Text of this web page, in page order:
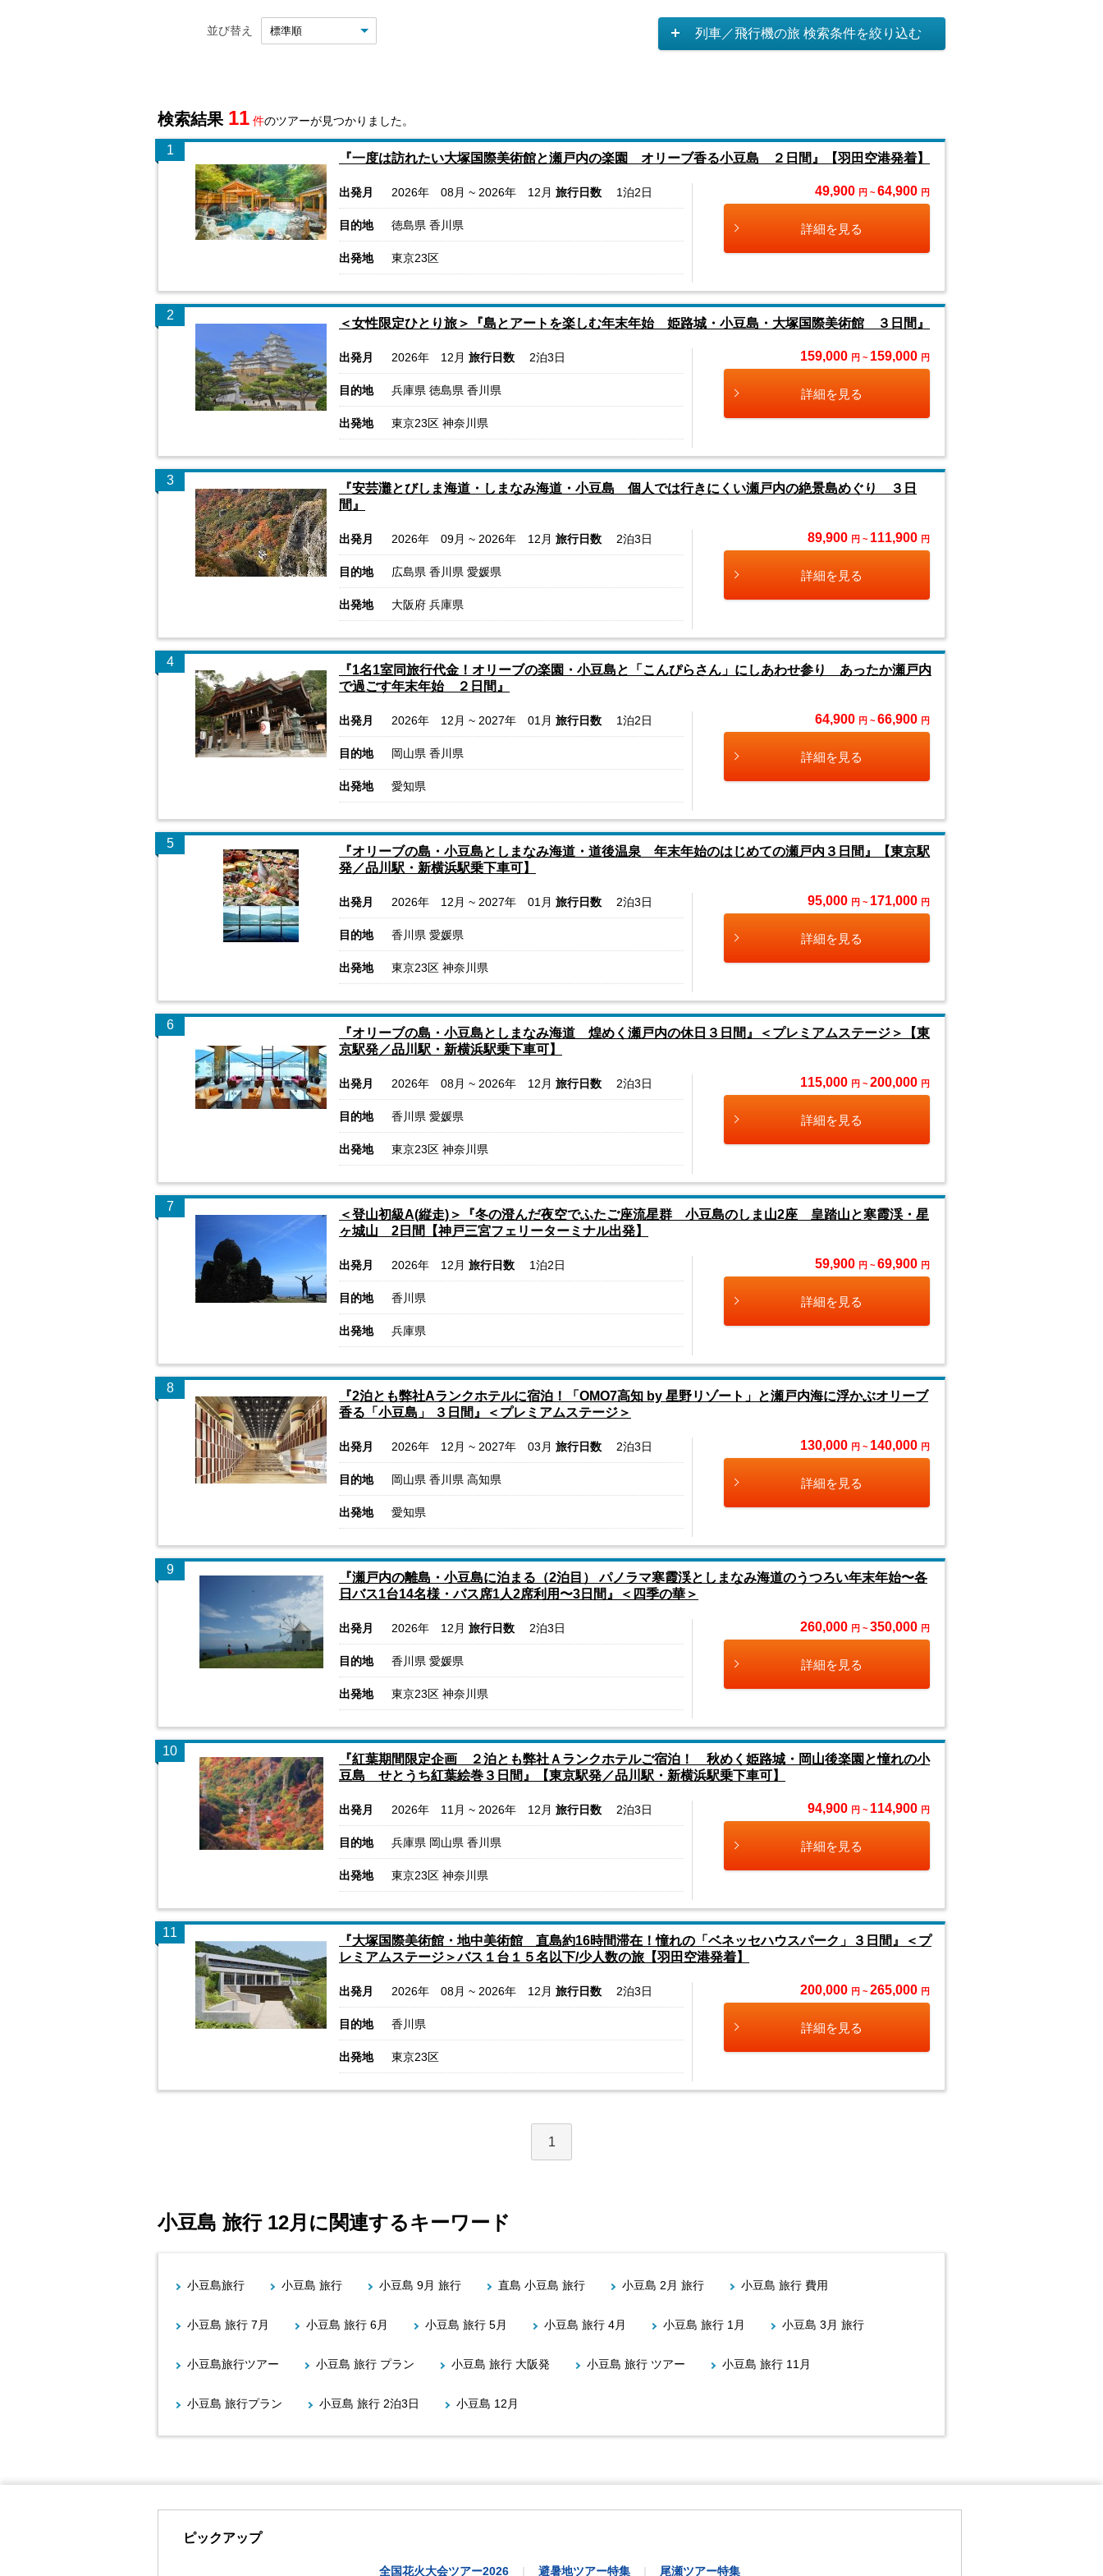
並び替え 列車／飛行機の旅 検索条件を絞り込む
検索結果 11 件のツアーが見つかりました。
1
『一度は訪れたい大塚国際美術館と瀬戸内の楽園 オリーブ香る小豆島 ２日間』【羽田空港発着】
出発月 2026年 08月 ~ 2026年 12月 旅行日数 1泊2日
目的地 徳島県 香川県
出発地 東京23区
49,900 円 ~ 64,900 円
詳細を見る
2
＜女性限定ひとり旅＞『島とアートを楽しむ年末年始 姫路城・小豆島・大塚国際美術館 ３日間』
出発月 2026年 12月 旅行日数 2泊3日
目的地 兵庫県 徳島県 香川県
出発地 東京23区 神奈川県
159,000 円 ~ 159,000 円
詳細を見る
3
『安芸灘とびしま海道・しまなみ海道・小豆島 個人では行きにくい瀬戸内の絶景島めぐり ３日
間』
出発月 2026年 09月 ~ 2026年 12月 旅行日数 2泊3日
目的地 広島県 香川県 愛媛県
出発地 大阪府 兵庫県
89,900 円 ~ 111,900 円
詳細を見る
4
『1名1室同旅行代金！オリーブの楽園・小豆島と「こんぴらさん」にしあわせ参り あったか瀬戸内
で過ごす年末年始 ２日間』
出発月 2026年 12月 ~ 2027年 01月 旅行日数 1泊2日
目的地 岡山県 香川県
出発地 愛知県
64,900 円 ~ 66,900 円
詳細を見る
5
『オリーブの島・小豆島としまなみ海道・道後温泉 年末年始のはじめての瀬戸内３日間』【東京駅
発／品川駅・新横浜駅乗下車可】
出発月 2026年 12月 ~ 2027年 01月 旅行日数 2泊3日
目的地 香川県 愛媛県
出発地 東京23区 神奈川県
95,000 円 ~ 171,000 円
詳細を見る
6
『オリーブの島・小豆島としまなみ海道 煌めく瀬戸内の休日３日間』＜プレミアムステージ＞【東
京駅発／品川駅・新横浜駅乗下車可】
出発月 2026年 08月 ~ 2026年 12月 旅行日数 2泊3日
目的地 香川県 愛媛県
出発地 東京23区 神奈川県
115,000 円 ~ 200,000 円
詳細を見る
7
＜登山初級A(縦走)＞『冬の澄んだ夜空でふたご座流星群 小豆島のしま山2座 皇踏山と寒霞渓・星
ヶ城山 2日間【神戸三宮フェリーターミナル出発】
出発月 2026年 12月 旅行日数 1泊2日
目的地 香川県
出発地 兵庫県
59,900 円 ~ 69,900 円
詳細を見る
8
『2泊とも弊社Aランクホテルに宿泊！「OMO7高知 by 星野リゾート」と瀬戸内海に浮かぶオリーブ
香る「小豆島」 ３日間』＜プレミアムステージ＞
出発月 2026年 12月 ~ 2027年 03月 旅行日数 2泊3日
目的地 岡山県 香川県 高知県
出発地 愛知県
130,000 円 ~ 140,000 円
詳細を見る
9
『瀬戸内の離島・小豆島に泊まる（2泊目） パノラマ寒霞渓としまなみ海道のうつろい年末年始〜各
日バス1台14名様・バス席1人2席利用〜3日間』＜四季の華＞
出発月 2026年 12月 旅行日数 2泊3日
目的地 香川県 愛媛県
出発地 東京23区 神奈川県
260,000 円 ~ 350,000 円
詳細を見る
10
『紅葉期間限定企画 ２泊とも弊社Ａランクホテルご宿泊！ 秋めく姫路城・岡山後楽園と憧れの小
豆島 せとうち紅葉絵巻３日間』【東京駅発／品川駅・新横浜駅乗下車可】
出発月 2026年 11月 ~ 2026年 12月 旅行日数 2泊3日
目的地 兵庫県 岡山県 香川県
出発地 東京23区 神奈川県
94,900 円 ~ 114,900 円
詳細を見る
11
『大塚国際美術館・地中美術館 直島約16時間滞在！憧れの「ベネッセハウスパーク」３日間』＜プ
レミアムステージ＞バス１台１５名以下/少人数の旅【羽田空港発着】
出発月 2026年 08月 ~ 2026年 12月 旅行日数 2泊3日
目的地 香川県
出発地 東京23区
200,000 円 ~ 265,000 円
詳細を見る
1
小豆島 旅行 12月に関連するキーワード
小豆島旅行 小豆島 旅行 小豆島 9月 旅行 直島 小豆島 旅行 小豆島 2月 旅行 小豆島 旅行 費用
小豆島 旅行 7月 小豆島 旅行 6月 小豆島 旅行 5月 小豆島 旅行 4月 小豆島 旅行 1月 小豆島 3月 旅行
小豆島旅行ツアー 小豆島 旅行 プラン 小豆島 旅行 大阪発 小豆島 旅行 ツアー 小豆島 旅行 11月
小豆島 旅行プラン 小豆島 旅行 2泊3日 小豆島 12月
ピックアップ
全国花火大会ツアー2026 避暑地ツアー特集 尾瀬ツアー特集